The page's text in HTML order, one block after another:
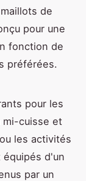
de
pour une
fonction de
préférées.
pour les
mi-cuisse et
les activités
d'un
par un